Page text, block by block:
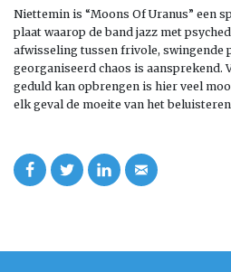
Niettemin is “Moons Of Uranus” een
plaat waarop de band jazz met
afwisseling tussen frivole, swingende
georganiseerd chaos is aansprekend.
geduld kan opbrengen is hier veel
elk geval de moeite van het